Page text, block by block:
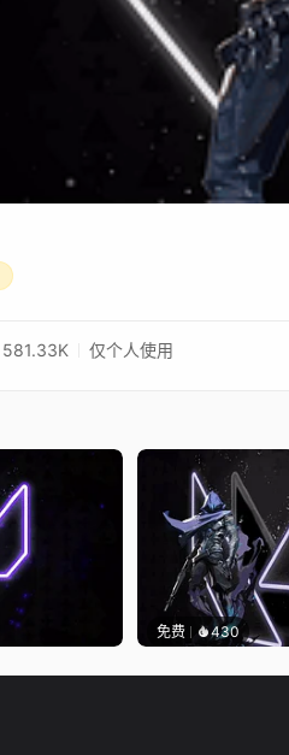
581.33K 仅个人使用
免费 430